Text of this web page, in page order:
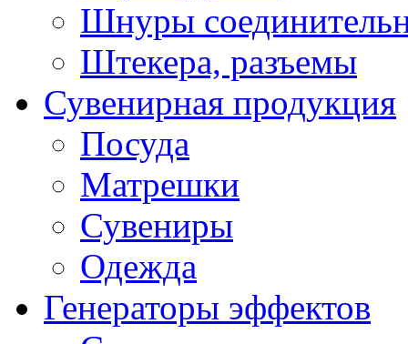
Шнуры
Штекера, разъемы
Сувенирная продукция
Посуда
Матрешки
Сувениры
Одежда
Генераторы эффектов